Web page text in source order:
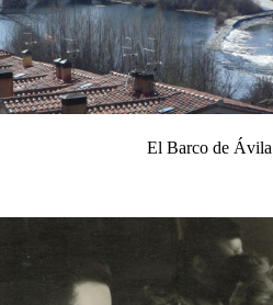
El Barco de Ávila